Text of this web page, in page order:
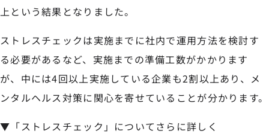
上という結果となりました。
ストレスチェックは実施までに社内で運用方法を検討す
る必要があるなど、実施までの準備工数がかかります
が、中には4回以上実施している企業も2割以上あり、メ
ンタルヘルス対策に関心を寄せていることが分かります。
▼「ストレスチェック」についてさらに詳しく